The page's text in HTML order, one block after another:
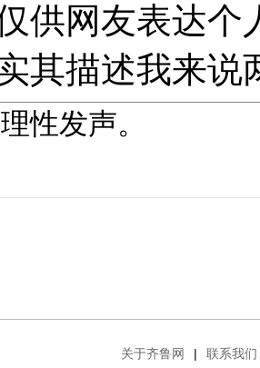
供网友表达
其描述我来说
关于齐鲁网 |
联系我们